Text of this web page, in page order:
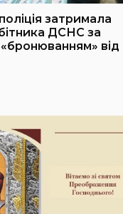
затримала
ДСНС за
від